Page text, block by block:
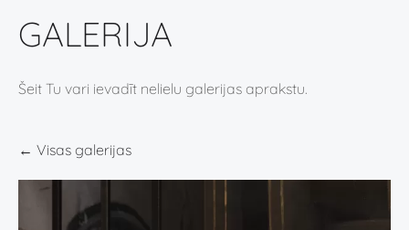
GALERIJA
Šeit Tu vari ievadīt nelielu galerijas aprakstu.
Visas galerijas